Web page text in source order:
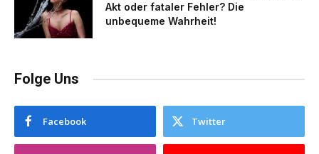
Akt oder fataler Fehler? Die
unbequeme Wahrheit!
Folge Uns
Facebook Twitter